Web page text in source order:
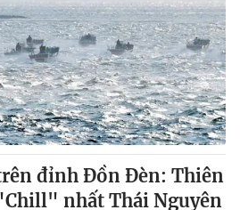
đỉnh Đồn Đèn: Thiên
nhất Thái Nguyên